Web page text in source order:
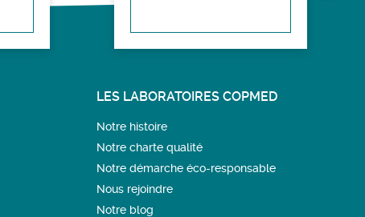
LES LABORATOIRES COPMED
Notre histoire
Notre charte qualité
Notre démarche éco-responsable
Nous rejoindre
Notre blog